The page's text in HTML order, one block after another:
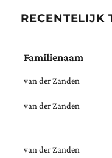
RECENTELIJK
Familienaam
van der Zanden
van der Zanden
van der Zanden